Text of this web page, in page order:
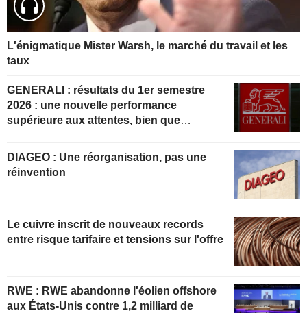
L'énigmatique Mister Warsh, le marché du travail et les
taux
GENERALI : résultats du 1er semestre
2026 : une nouvelle performance
supérieure aux attentes, bien que
DIAGEO : Une réorganisation, pas une
réinvention
Le cuivre inscrit de nouveaux records
entre risque tarifaire et tensions sur l'offre
RWE : RWE abandonne l'éolien offshore
aux États-Unis contre 1,2 milliard de